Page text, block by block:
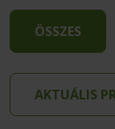
ÖSSZES
AKTUÁLIS